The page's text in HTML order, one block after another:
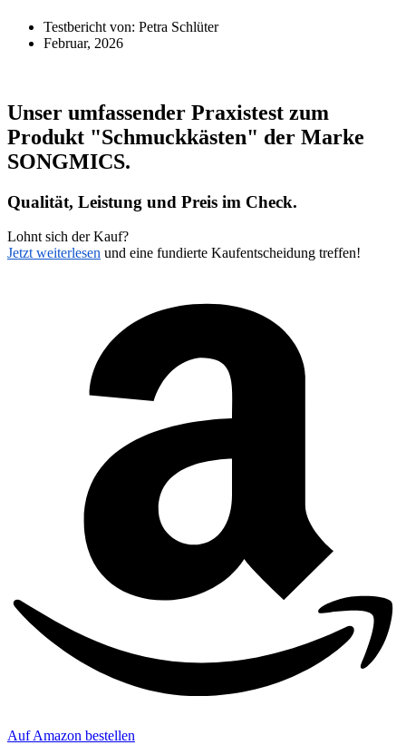
Testbericht von: Petra Schlüter
Februar, 2026
Unser umfassender Praxistest zum
Produkt "Schmuckkästen" der Marke
SONGMICS.
Qualität, Leistung und Preis im Check.
Lohnt sich der Kauf?
Jetzt weiterlesen und eine fundierte Kaufentscheidung treffen!
Auf Amazon bestellen